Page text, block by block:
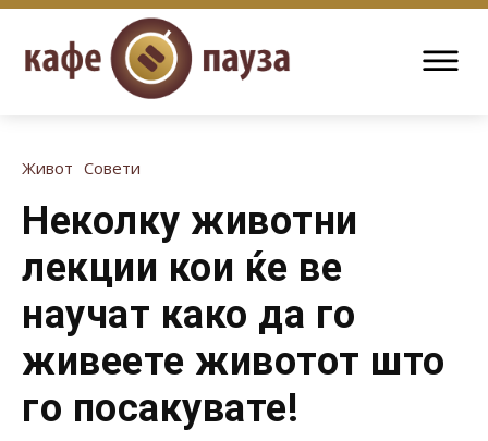
Живот Совети
Неколку животни
лекции кои ќе ве
научат како да го
живеете животот што
го посакувате!